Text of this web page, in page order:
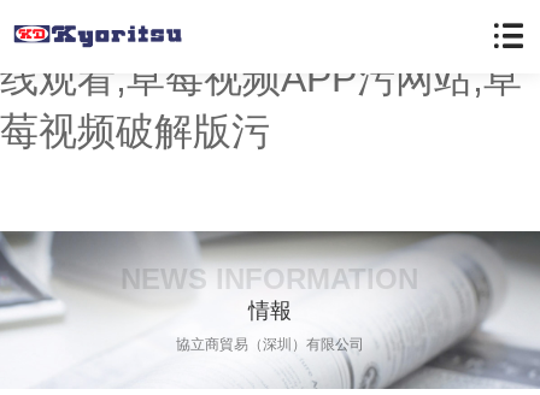
草莓视频懂你更多,草莓色版在
线观看,草莓视频APP污网站,草
莓视频破解版污
NEWS INFORMATION
情報
協立商貿易（深圳）有限公司